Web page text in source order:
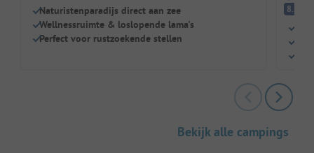
Naturistenparadijs direct aan zee
Wellnessruimte & loslopende lama's
Perfect voor rustzoekende stellen
8.8
Bekijk alle campings